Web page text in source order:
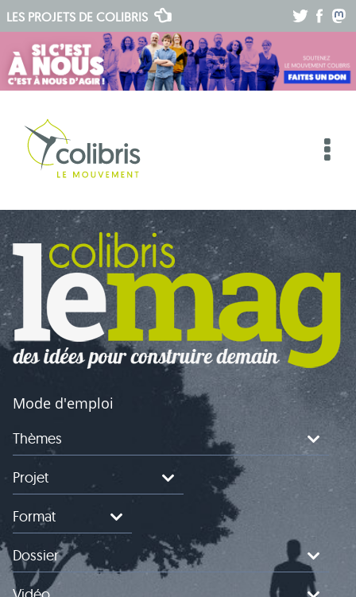
LES PROJETS DE COLIBRIS
Mode d'emploi
Thèmes
Projet
Format
Dossier